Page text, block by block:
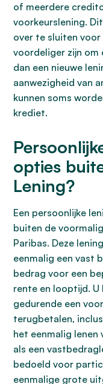
of meerdere
voorkeurslening.
over te sluiten
voordeliger zijn om
dan een nieuwe
aanwezigheid van
kunnen soms
krediet.
opties
Lening?
Een persoonlijke
buiten de
Paribas. Deze
eenmalig een vast
bedrag voor een
rente en looptijd.
gedurende een
terugbetalen,
het eenmalig lenen
als een
bedoeld voor
eenmalige grote